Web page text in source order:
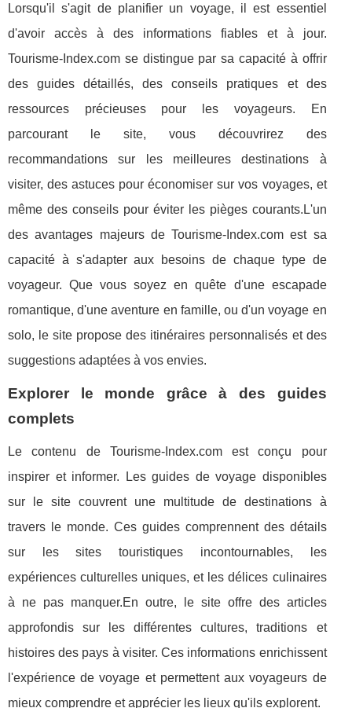
Lorsqu'il s'agit de planifier un voyage, il est essentiel
d'avoir accès à des informations fiables et à jour.
Tourisme-Index.com se distingue par sa capacité à offrir
des guides détaillés, des conseils pratiques et des
ressources précieuses pour les voyageurs. En
parcourant le site, vous découvrirez des
recommandations sur les meilleures destinations à
visiter, des astuces pour économiser sur vos voyages, et
même des conseils pour éviter les pièges courants.L'un
des avantages majeurs de Tourisme-Index.com est sa
capacité à s'adapter aux besoins de chaque type de
voyageur. Que vous soyez en quête d'une escapade
romantique, d'une aventure en famille, ou d'un voyage en
solo, le site propose des itinéraires personnalisés et des
suggestions adaptées à vos envies.
Explorer le monde grâce à des guides
complets
Le contenu de Tourisme-Index.com est conçu pour
inspirer et informer. Les guides de voyage disponibles
sur le site couvrent une multitude de destinations à
travers le monde. Ces guides comprennent des détails
sur les sites touristiques incontournables, les
expériences culturelles uniques, et les délices culinaires
à ne pas manquer.En outre, le site offre des articles
approfondis sur les différentes cultures, traditions et
histoires des pays à visiter. Ces informations enrichissent
l'expérience de voyage et permettent aux voyageurs de
mieux comprendre et apprécier les lieux qu'ils explorent.